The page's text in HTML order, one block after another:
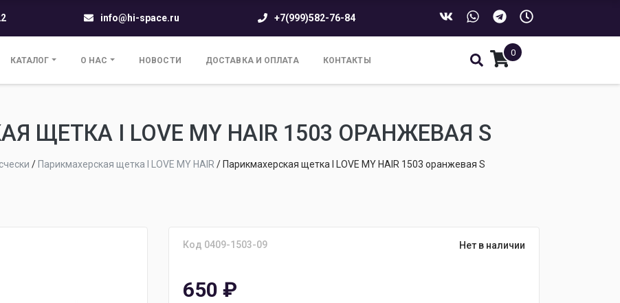
info@hi-space.ru +7(999)582-76-84
КАТАЛОГ О НАС НОВОСТИ ДОСТАВКА И ОПЛАТА КОНТАКТЫ
0
ЩЕТКА I LOVE MY HAIR 1503 ОРАНЖЕВАЯ S
/ Парикмахерская щетка I LOVE MY HAIR / Парикмахерская щетка I LOVE MY HAIR 1503 оранжевая S
Код 0409-1503-09 Нет в наличии
650 ₽